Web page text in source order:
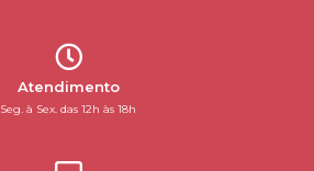
Atendimento
Seg. à Sex. das 12h às 18h